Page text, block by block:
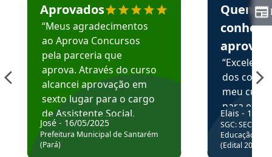
Aprovados
“Meus agradecimentos
ao Aprova Concursos
pela parceria que
aprova. Através do curso
alcancei aprovação em
sexto lugar para o cargo
de Assistente Social.
Hoje estou atuando na
Prefeitura de Santarém.
José - 16/05/2025
Prefeitura Municipal de Santarém
(Pará)
Quem
aprova
dos
meu
para
colocar
através
de
Elais - 15/
SGC: SEC BA
Educação
(Edital